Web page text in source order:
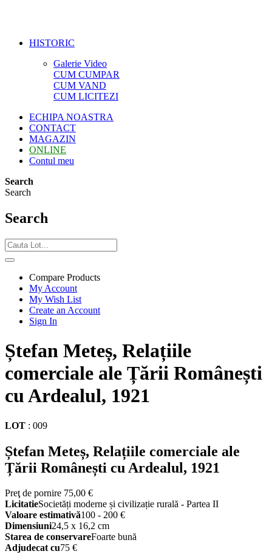
HISTORIC
Galerie Video
CUM CUMPAR
CUM VAND
CUM LICITEZI
ECHIPA NOASTRA
CONTACT
MAGAZIN
ONLINE
Contul meu
Search
Search
Search
Compare Products
My Account
My Wish List
Create an Account
Sign In
Ștefan Meteș, Relațiile
comerciale ale Țării Românești
cu Ardealul, 1921
LOT : 009
Ștefan Meteș, Relațiile comerciale ale
Țării Românești cu Ardealul, 1921
Preţ de pornire 75,00 €
LicitatieSocietăți moderne și civilizație rurală - Partea II
Valoare estimativă100 - 200 €
Dimensiuni24,5 x 16,2 cm
Starea de conservareFoarte bună
Adjudecat cu75 €